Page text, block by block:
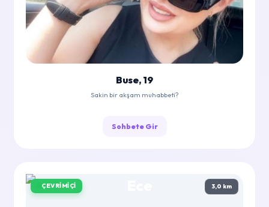
Buse, 19
Sakin bir akşam muhabbeti?
Sohbete Gir
ÇEVRIMIÇI 3,0 km